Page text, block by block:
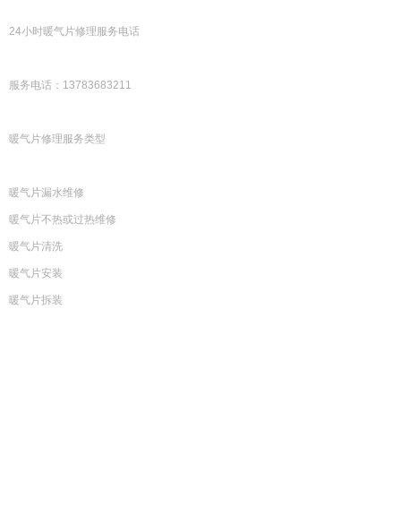
24小时暖气片修理服务电话
服务电话：13783683211
暖气片修理服务类型
暖气片漏水维修
暖气片不热或过热维修
暖气片清洗
暖气片安装
暖气片拆装